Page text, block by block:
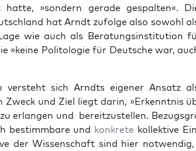
hat­te, »son­dern ger­ade ges­pal­ten«.
hat Arndt zufolge also sowohl
wie auch als Beratungsin­sti­tu­tion
»keine Poli­tolo­gie für Deutsche war,
ver­ste­ht sich Arndts eigen­er Ansatz
Zweck und Ziel liegt darin, »Erken­nt­nis
erlan­gen und bere­itzustellen.
bes­timm­bare und konkrete kollek­tive
der Wis­senschaft sind hier